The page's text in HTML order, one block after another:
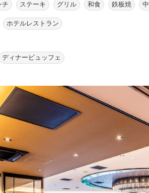
チ ステーキ グリル 和食 鉄板焼
ホテルレストラン
ディナービュッフェ